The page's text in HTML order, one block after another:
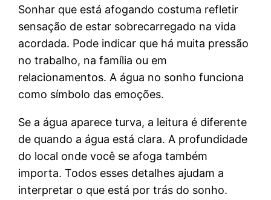
Sonhar que está afogando costuma refletir
sensação de estar sobrecarregado na vida
acordada. Pode indicar que há muita pressão
no trabalho, na família ou em
relacionamentos. A água no sonho funciona
como símbolo das emoções.
Se a água aparece turva, a leitura é diferente
de quando a água está clara. A profundidade
do local onde você se afoga também
importa. Todos esses detalhes ajudam a
interpretar o que está por trás do sonho.